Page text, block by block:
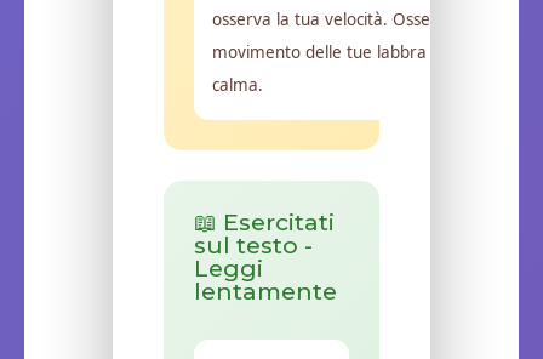
osserva la tua velocità. Osserva il
movimento delle tue labbra con
calma.
📖 Esercitati
sul testo -
Leggi
lentamente